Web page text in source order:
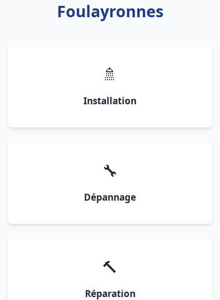
Foulayronnes
🚿
Installation
🔧
Dépannage
🔨
Réparation